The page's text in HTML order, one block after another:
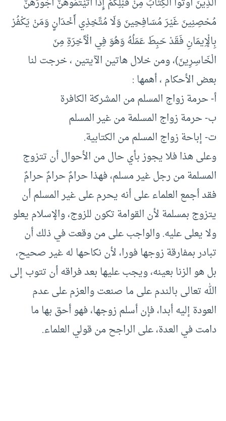
مُحْصِنِينَ غَيْرَ مُسَافِحِينَ وَلَا مُتَّخِذِي أَخْدَانٍ وَمَنْ يَكْفُرْ
بِالْإِيمَانِ فَقَدْ حَبِطَ عَمَلُهُ وَهُوَ فِي الْآَخِرَةِ مِنَ
الْخَاسِرِينَ)، ومن خلال هاتين الآيتين ، خرجت لنا
بعض الأحكام ، أهمها :
أ‌- حرمة زواج المسلم من المشركة الكافرة
ب‌- حرمة زواج المسلمة من غير المسلم
ت‌- إباحة زواج المسلم من الكتابية.
وعلى هذا فلا يجوز بأي حال من الأحوال أن تتزوج
المسلمة من رجل غير مسلم، فهذا حرامٌ حرامٌ حرامٌ
فقد أجمع العلماء على أنه يحرم على غير المسلم أن
يتزوج بمسلمة لأن القوامة تكون للزوج، والإسلام يعلو
ولا يعلى عليه. والواجب على من وقعت في ذلك أن
تبادر بمفارقة زوجها فورا، لأن نكاحها له غير صحيح،
بل هو الزنا بعينه، ويجب عليها بعد فراقه أن تتوب إلى
الله تعالى بالندم على ما صنعت والعزم على عدم
العودة إليه أبدا، فإن أسلم زوجها، فهو أحق بها ما
دامت في العدة، على الراجح من قولي العلماء.